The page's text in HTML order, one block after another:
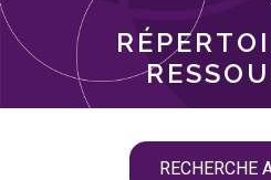
langue
RECHERCHE